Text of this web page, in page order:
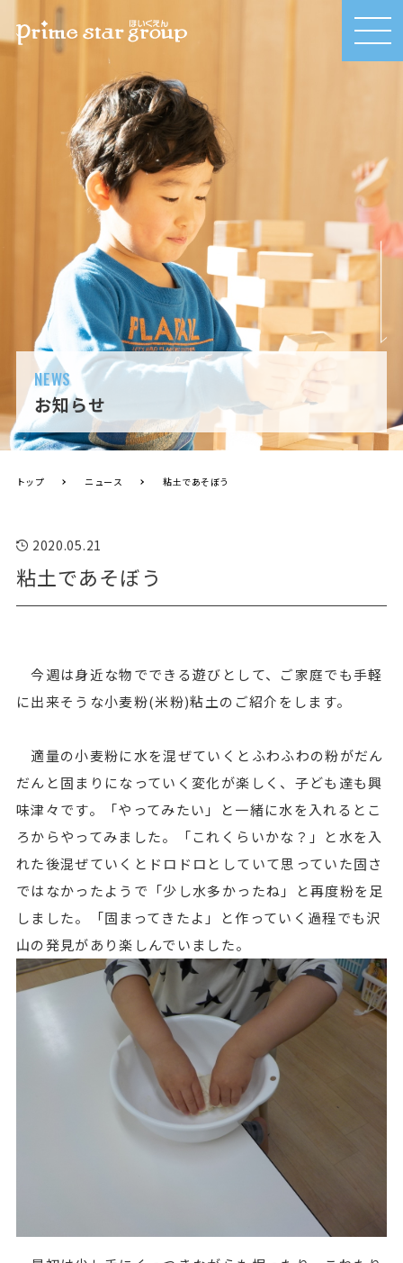
MEN
U
NEWS
お知らせ
トップ ニュース 粘土であそぼう
2020.05.21
粘土であそぼう
今週は身近な物でできる遊びとして、ご家庭でも手軽
に出来そうな小麦粉(米粉)粘土のご紹介をします。
適量の小麦粉に水を混ぜていくとふわふわの粉がだん
だんと固まりになっていく変化が楽しく、子ども達も興
味津々です。「やってみたい」と一緒に水を入れるとこ
ろからやってみました。「これくらいかな？」と水を入
れた後混ぜていくとドロドロとしていて思っていた固さ
ではなかったようで「少し水多かったね」と再度粉を足
しました。「固まってきたよ」と作っていく過程でも沢
山の発見があり楽しんでいました。